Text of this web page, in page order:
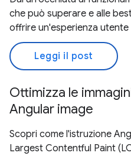
che può superare e alle
offrire un'esperienza utente
Leggi il post
Ottimizza le
Angular image
Scopri come l'istruzione
Largest Contentful Paint